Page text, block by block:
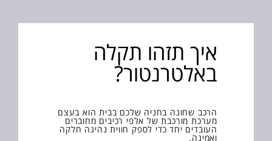
איך תזהו תקלה
באלטרנטור?
הרכב שחונה בחניה שלכם בבית הוא בעצם
מערכת מורכבת של אלפי רכיבים מחוברים
העובדים יחד כדי לספק חווית נהיגה חלקה
ואמינה.